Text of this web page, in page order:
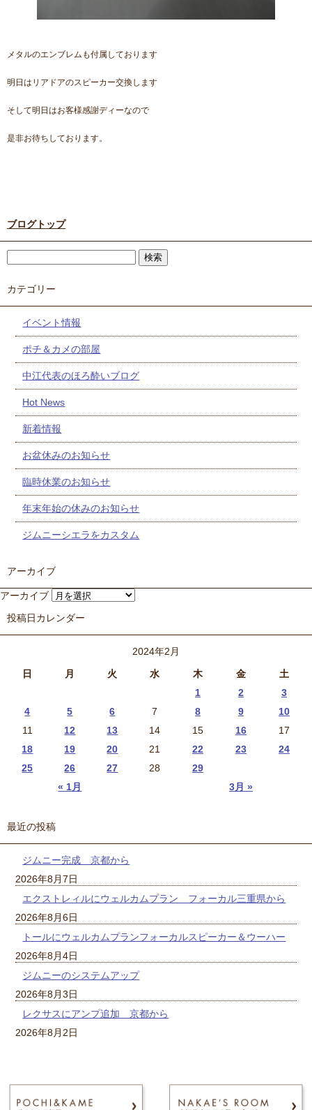
メタルのエンブレムも付属しております
明日はリアドアのスピーカー交換します
そして明日はお客様感謝ディーなので
是非お待ちしております。
ブログトップ
カテゴリー
イベント情報
ポチ＆カメの部屋
中江代表のほろ酔いブログ
Hot News
新着情報
お盆休みのお知らせ
臨時休業のお知らせ
年末年始の休みのお知らせ
ジムニーシエラをカスタム
アーカイブ
アーカイブ
投稿日カレンダー
2024年2月
日
月 火 水 木 金 土
« 1月 3月 »
1 2
3
4
5 6 7 8 9
10
11
12 13 14 15 16
17
18
19 20 21 22 23
24
25
26 27 28 29
最近の投稿
ジムニー完成 京都から
2026年8月7日
エクストレィルにウェルカムプラン フォーカル三重県から
2026年8月6日
トールにウェルカムプランフォーカルスピーカー＆ウーハー
2026年8月4日
ジムニーのシステムアップ
2026年8月3日
レクサスにアンプ追加 京都から
2026年8月2日